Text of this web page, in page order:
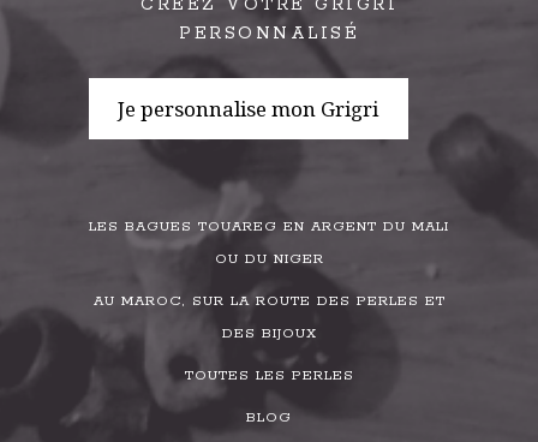
CRÉEZ VOTRE GRIGRI
PERSONNALISÉ
Je personnalise mon Grigri
LES BAGUES TOUAREG EN ARGENT DU MALI
OU DU NIGER
AU MAROC, SUR LA ROUTE DES PERLES ET
DES BIJOUX
TOUTES LES PERLES
BLOG